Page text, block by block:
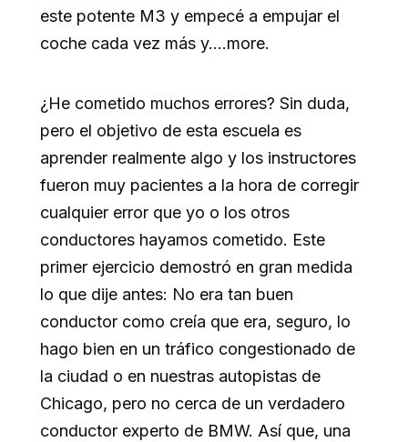
este potente M3 y empecé a empujar el
coche cada vez más y….more.
¿He cometido muchos errores? Sin duda,
pero el objetivo de esta escuela es
aprender realmente algo y los instructores
fueron muy pacientes a la hora de corregir
cualquier error que yo o los otros
conductores hayamos cometido. Este
primer ejercicio demostró en gran medida
lo que dije antes: No era tan buen
conductor como creía que era, seguro, lo
hago bien en un tráfico congestionado de
la ciudad o en nuestras autopistas de
Chicago, pero no cerca de un verdadero
conductor experto de BMW. Así que, una